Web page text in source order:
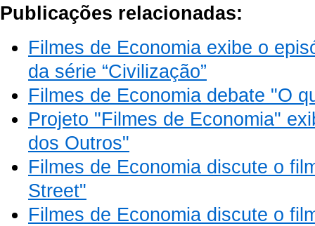
Publicações relacionadas:
Filmes de Economia exibe o
da série “Civilização”
Filmes de Economia debate "O
Projeto "Filmes de Economia"
dos Outros"
Filmes de Economia discute o
Street"
Filmes de Economia discute o